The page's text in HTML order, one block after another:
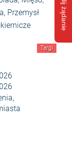
Wyślij żądanie
, Przemysł
Targi